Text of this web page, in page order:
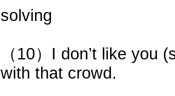
solving
（10）I don’t like you
with that crowd.